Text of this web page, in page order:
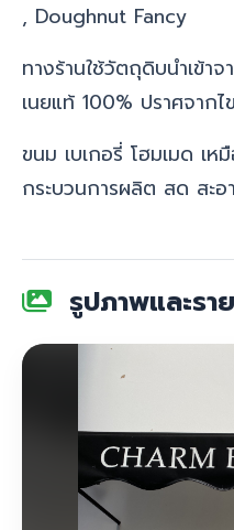
, Doughnut Fancy
ทางร้านใช้วัตถุดิบนำเข้า
เนยแท้ 100% ปราศจาก
ขนม เบเกอรี่ โฮมเมด เห
กระบวนการผลิต สด สะอ
รูปภาพและรา